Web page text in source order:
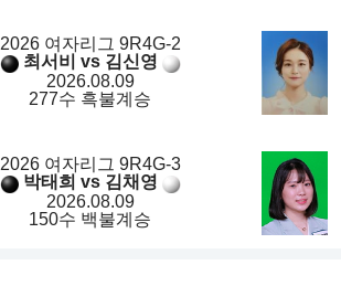
2026 여자리그 9R4G-2
최서비 vs 김신영
2026.08.09
277수 흑불계승
2026 여자리그 9R4G-3
박태희 vs 김채영
2026.08.09
150수 백불계승